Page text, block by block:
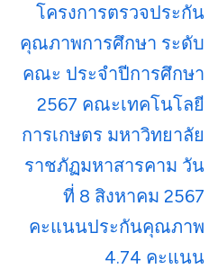
โครงการตรวจประกัน
คุณภาพการศึกษา ระดับ
คณะ ประจำปีการศึกษา
2567 คณะเทคโนโลยี
การเกษตร มหาวิทยาลัย
ราชภัฏมหาสารคาม วัน
ที่ 8 สิงหาคม 2567
คะแนนประกันคุณภาพ
4.74 คะแนน